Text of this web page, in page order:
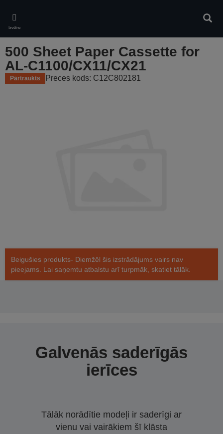
main
content
Izvēlne
500 Sheet Paper Cassette for
AL-C1100/CX11/CX21
Pārtraukts Preces kods: C12C802181
Beigušies produkts- Diemžēl šis izstrādājums vairs nav
pieejams. Lai saņemtu atbalstu arī turpmāk, skatiet tālāk.
Galvenās saderīgās
ierīces
Tālāk norādītie modeļi ir saderīgi ar
vienu vai vairākiem šī klāsta